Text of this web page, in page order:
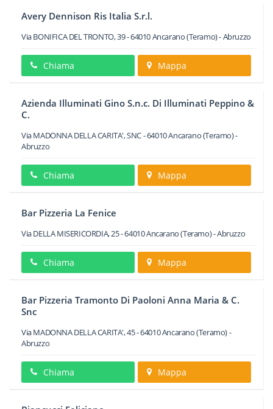
Avery Dennison Ris Italia S.r.l.
Via BONIFICA DEL TRONTO, 39-64010Ancarano(Teramo) -Abruzzo
Chiama Mappa
Azienda Illuminati Gino S.n.c. Di Illuminati Peppino &
C.
Via MADONNA DELLA CARITA', SNC-64010Ancarano(Teramo) -
Abruzzo
Chiama Mappa
Bar Pizzeria La Fenice
Via DELLA MISERICORDIA, 25-64010Ancarano(Teramo) -Abruzzo
Chiama Mappa
Bar Pizzeria Tramonto Di Paoloni Anna Maria & C.
Snc
Via MADONNA DELLA CARITA', 45-64010Ancarano(Teramo) -
Abruzzo
Chiama Mappa